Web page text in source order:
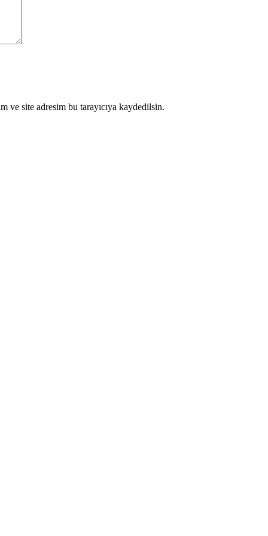
ve site adresim bu tarayıcıya kaydedilsin.